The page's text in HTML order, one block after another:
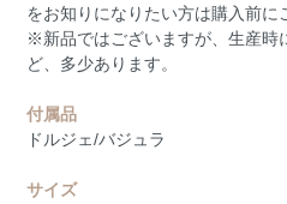
をお知りになりたい方は購入前に
※新品ではございますが、生産時
ど、多少あります。
付属品
ドルジェ/バジュラ
サイズ